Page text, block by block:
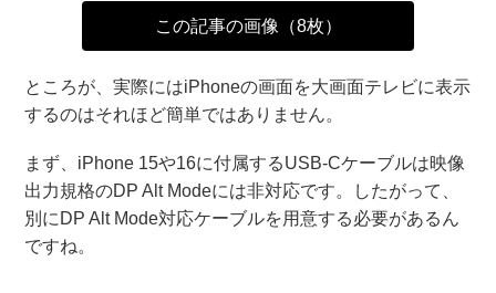
この記事の画像（8枚）
ところが、実際にはiPhoneの画面を大画面テレビに表示
するのはそれほど簡単ではありません。
まず、iPhone 15や16に付属するUSB-Cケーブルは映像
出力規格のDP Alt Modeには非対応です。したがって、
別にDP Alt Mode対応ケーブルを用意する必要があるん
ですね。